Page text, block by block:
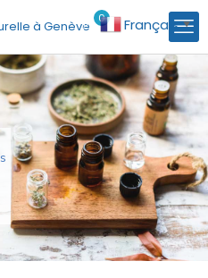
0 €0.00
Français ▼